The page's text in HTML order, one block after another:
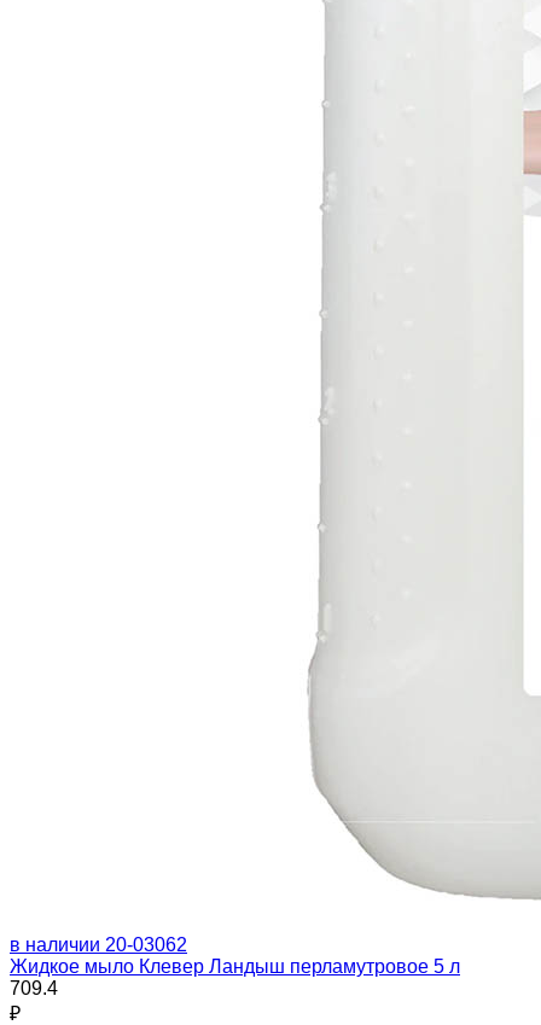
в наличии 20-03062
Жидкое мыло Клевер Ландыш перламутровое 5 л
709.4
₽